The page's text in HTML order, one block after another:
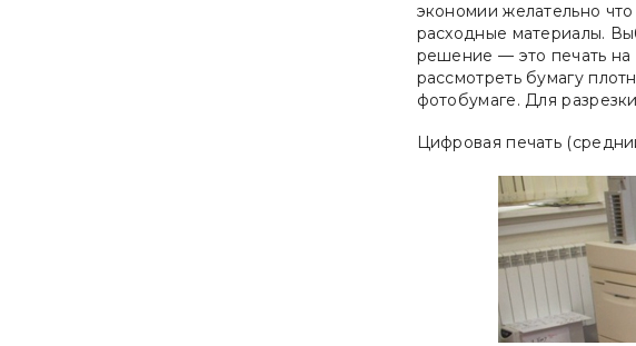
экономии желательно
расходные материалы.
решение — это печать на
рассмотреть бумагу
фотобумаге. Для
Цифровая печать